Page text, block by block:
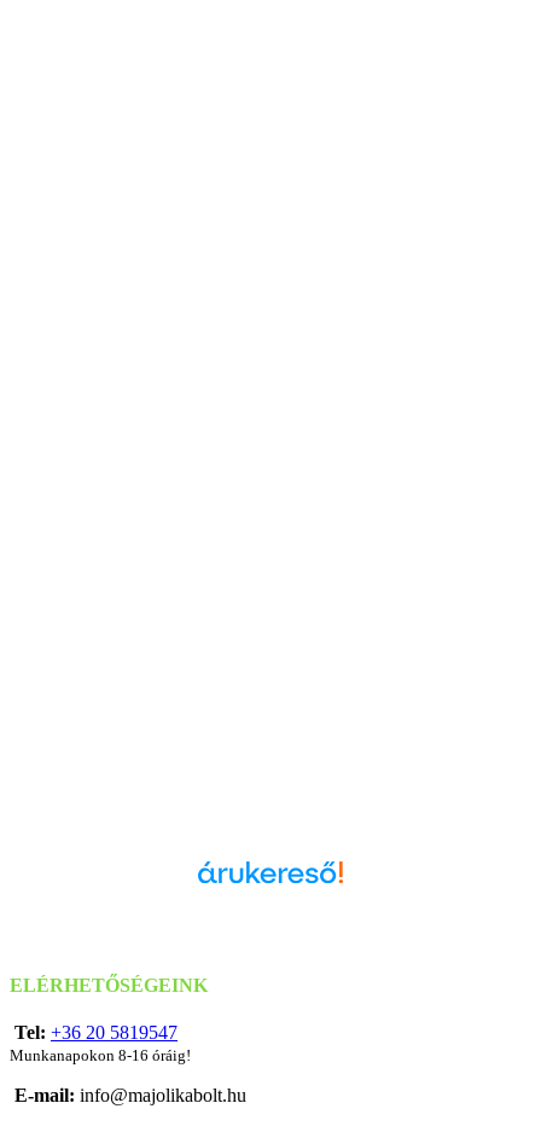
ELÉRHETŐSÉGEINK
Tel: +36 20 5819547
Munkanapokon 8-16 óráig!
E-mail: info@majolikabolt.hu